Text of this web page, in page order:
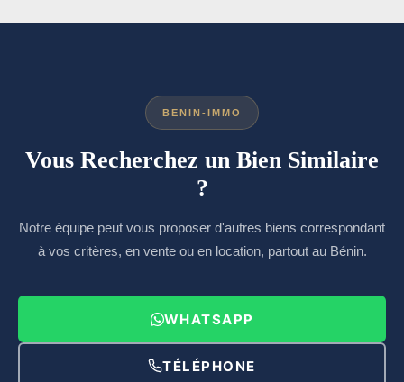
BENIN-IMMO
Vous Recherchez un Bien Similaire
?
Notre équipe peut vous proposer d'autres biens correspondant
à vos critères, en vente ou en location, partout au Bénin.
WHATSAPP
TÉLÉPHONE